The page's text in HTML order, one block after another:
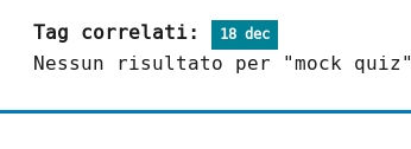
Tag correlati: 18 dec
Nessun risultato per "mock quiz"